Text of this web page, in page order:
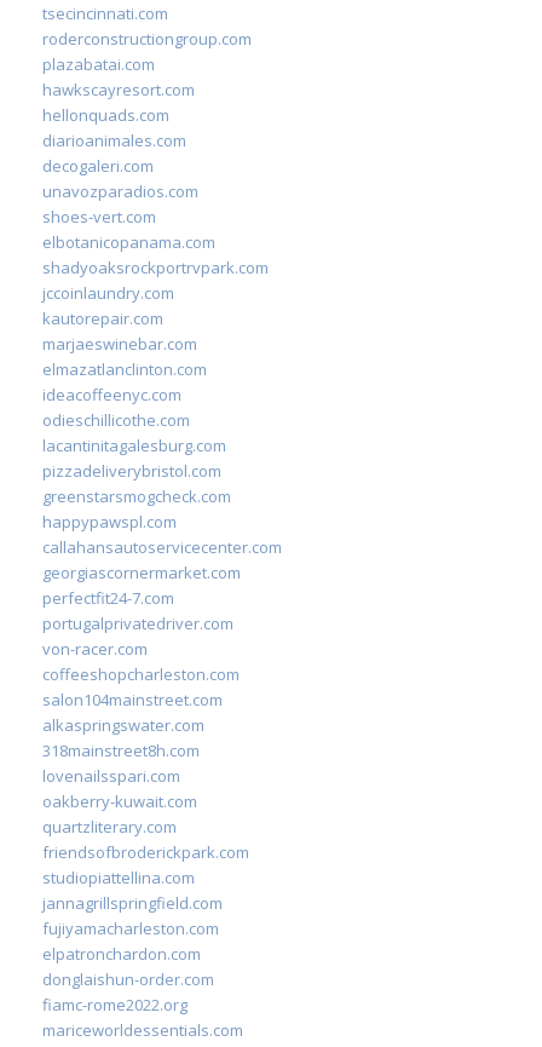
tsecincinnati.com
roderconstructiongroup.com
plazabatai.com
hawkscayresort.com
hellonquads.com
diarioanimales.com
decogaleri.com
unavozparadios.com
shoes-vert.com
elbotanicopanama.com
shadyoaksrockportrvpark.com
jccoinlaundry.com
kautorepair.com
marjaeswinebar.com
elmazatlanclinton.com
ideacoffeenyc.com
odieschillicothe.com
lacantinitagalesburg.com
pizzadeliverybristol.com
greenstarsmogcheck.com
happypawspl.com
callahansautoservicecenter.com
georgiascornermarket.com
perfectfit24-7.com
portugalprivatedriver.com
von-racer.com
coffeeshopcharleston.com
salon104mainstreet.com
alkaspringswater.com
318mainstreet8h.com
lovenailsspari.com
oakberry-kuwait.com
quartzliterary.com
friendsofbroderickpark.com
studiopiattellina.com
jannagrillspringfield.com
fujiyamacharleston.com
elpatronchardon.com
donglaishun-order.com
fiamc-rome2022.org
mariceworldessentials.com